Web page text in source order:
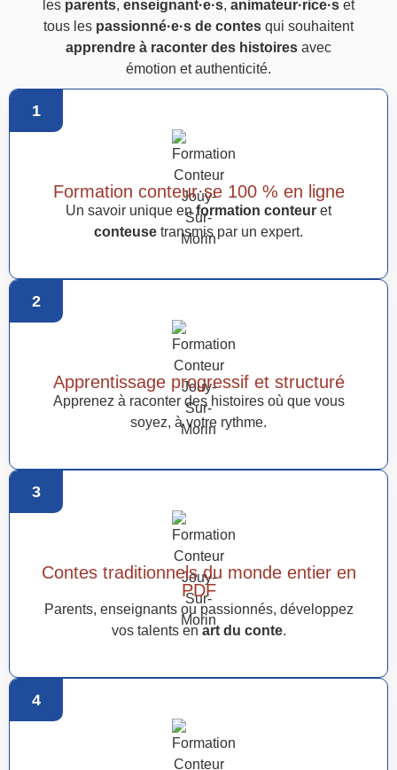
les parents, enseignant·e·s, animateur·rice·set
tous les passionné·e·s de contesqui souhaitent
apprendre à raconter des histoiresavec
émotion et authenticité.
1
Formation conteur·se 100 % en ligne
Un savoir unique enformation conteur et
conteuse transmis par un expert.
2
Apprentissage progressif et structuré
Apprenez à raconter des histoires où que vous
soyez, à votre rythme.
3
Contes traditionnels du monde entier en
PDF
Parents, enseignants ou passionnés, développez
vos talents en art du conte.
4